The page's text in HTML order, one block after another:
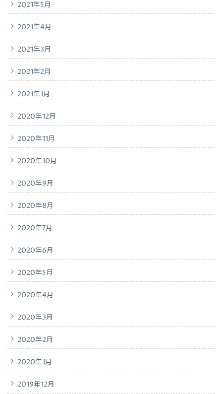
2021年5月
2021年4月
2021年3月
2021年2月
2021年1月
2020年12月
2020年11月
2020年10月
2020年9月
2020年8月
2020年7月
2020年6月
2020年5月
2020年4月
2020年3月
2020年2月
2020年1月
2019年12月